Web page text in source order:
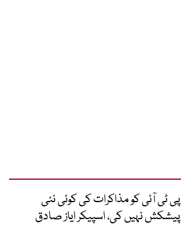
پی ٹی آئی کو مذاکرات کی کوئی نئی
پیشکش نہیں کی، اسپیکر ایاز صادق